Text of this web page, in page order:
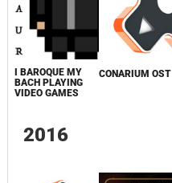
I BAROQUE MY
BACH PLAYING
VIDEO GAMES
CONARIUM OST
2016